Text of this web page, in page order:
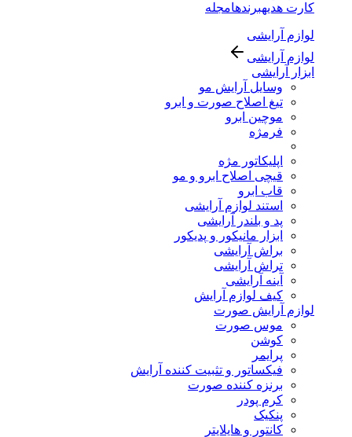
کارت هدیهبرندهامجله
لوازم آرایشی
لوازم آرایشی
ابزار آرایشی
وسایل آرایش مو
تیغ اصلاح صورت و ابرو
موچین ابرو
فرمژه
اپلیکاتور مژه
قیچی اصلاح ابرو و مو
قاب ابرو
استند لوازم آرایشی
پد و بلندر آرایشی
ابزار مانیکور و پدیکور
براش آرایشی
تراش آرایشی
آینه آرایشی
کیف لوازم آرایش
لوازم آرایش صورت
موس صورت
کوشن
پرایمر
فیکساتور و تثبیت کننده آرایش
برنزه کننده صورت
کرم پودر
پنکیک
کانتور و هایلایتر